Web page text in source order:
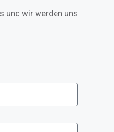
und wir werden uns